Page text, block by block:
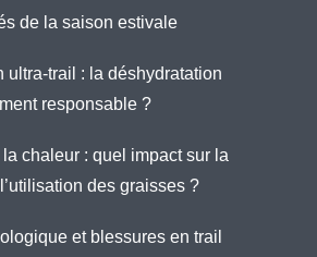
de la saison estivale
ultra-trail : la déshydratation
responsable ?
chaleur : quel impact sur la
des graisses ?
et blessures en trail